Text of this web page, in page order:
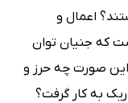
اعمال و
که جنیان توان
این صورت چه حرز و
به کار گرفت؟